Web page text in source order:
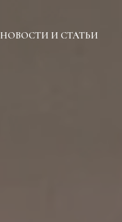
НОВОСТИ И СТАТЬИ